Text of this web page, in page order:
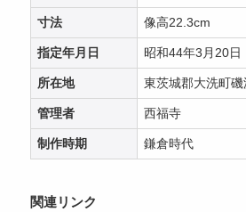
寸法 像高22.3cm
指定年月日 昭和44年3月20日
所在地 東茨城郡大洗町
管理者 西福寺
制作時期 鎌倉時代
関連リンク